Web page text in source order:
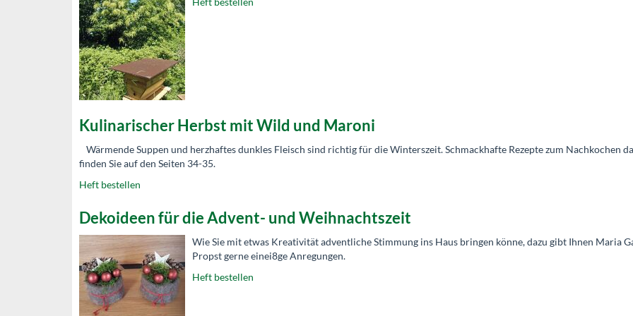
Kulinarischer Herbst mit Wild und Maroni
Wärmende Suppen und herzhaftes dunkles Fleisch sind richtig für die Winterszeit. Schmackhafte Rezepte zum Nachkochen
finden Sie auf den Seiten 34-35.
Heft bestellen
Dekoideen für die Advent- und Weihnachtszeit
Wie Sie mit etwas Kreativität adventliche Stimmung ins Haus bringen könne, dazu gibt Ihnen Maria
Propst gerne einei8ge Anregungen.
Heft bestellen